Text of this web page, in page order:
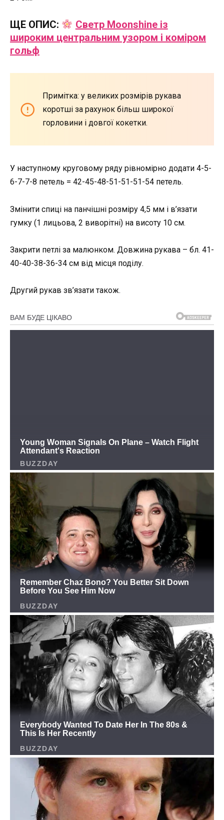
ЩЕ ОПИС:
Светр Moonshine із
широким центральним узором і коміром
гольф
Примітка: у великих розмірів рукава
коротші за рахунок більш широкої
горловини і довгої кокетки.
У наступному круговому ряду рівномірно додати 4-5-
6-7-7-8 петель = 42-45-48-51-51-51-54 петель.
Змінити спиці на панчішні розміру 4,5 мм і в’язати
гумку (1 лицьова, 2 виворітні) на висоту 10 см.
Закрити петлі за малюнком. Довжина рукава – бл. 41-
40-40-38-36-34 см від місця поділу.
Другий рукав зв’язати також.